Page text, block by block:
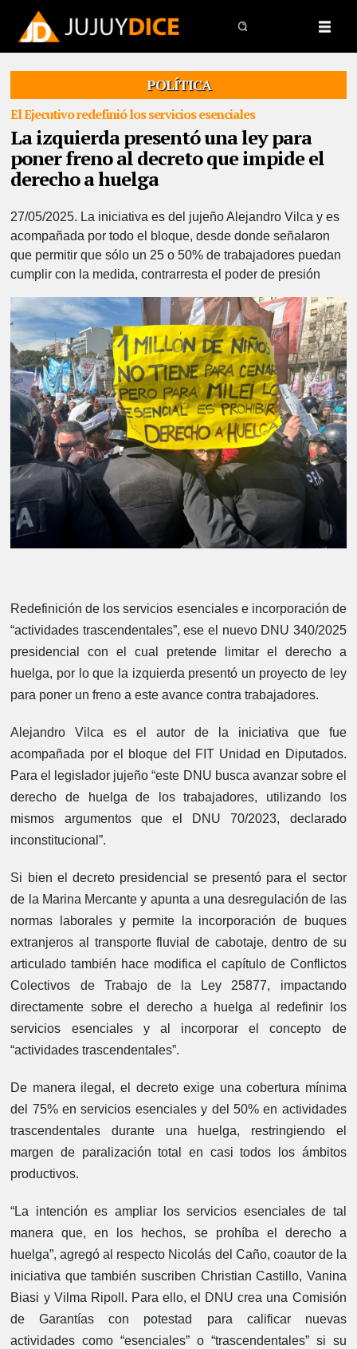
POLÍTICA
El Ejecutivo redefinió los servicios esenciales
La izquierda presentó una ley para
poner freno al decreto que impide el
derecho a huelga
27/05/2025. La iniciativa es del jujeño Alejandro Vilca y es
acompañada por todo el bloque, desde donde señalaron
que permitir que sólo un 25 o 50% de trabajadores puedan
cumplir con la medida, contrarresta el poder de presión
Redefinición de los servicios esenciales e incorporación de
“actividades trascendentales”, ese el nuevo DNU 340/2025
presidencial con el cual pretende limitar el derecho a
huelga, por lo que la izquierda presentó un proyecto de ley
para poner un freno a este avance contra trabajadores.
Alejandro Vilca es el autor de la iniciativa que fue
acompañada por el bloque del FIT Unidad en Diputados.
Para el legislador jujeño “este DNU busca avanzar sobre el
derecho de huelga de los trabajadores, utilizando los
mismos argumentos que el DNU 70/2023, declarado
inconstitucional”.
Si bien el decreto presidencial se presentó para el sector
de la Marina Mercante y apunta a una desregulación de las
normas laborales y permite la incorporación de buques
extranjeros al transporte fluvial de cabotaje, dentro de su
articulado también hace modifica el capítulo de Conflictos
Colectivos de Trabajo de la Ley 25877, impactando
directamente sobre el derecho a huelga al redefinir los
servicios esenciales y al incorporar el concepto de
“actividades trascendentales”.
De manera ilegal, el decreto exige una cobertura mínima
del 75% en servicios esenciales y del 50% en actividades
trascendentales durante una huelga, restringiendo el
margen de paralización total en casi todos los ámbitos
productivos.
“La intención es ampliar los servicios esenciales de tal
manera que, en los hechos, se prohíba el derecho a
huelga”, agregó al respecto Nicolás del Caño, coautor de la
iniciativa que también suscriben Christian Castillo, Vanina
Biasi y Vilma Ripoll. Para ello, el DNU crea una Comisión
de Garantías con potestad para calificar nuevas
actividades como “esenciales” o “trascendentales” si su